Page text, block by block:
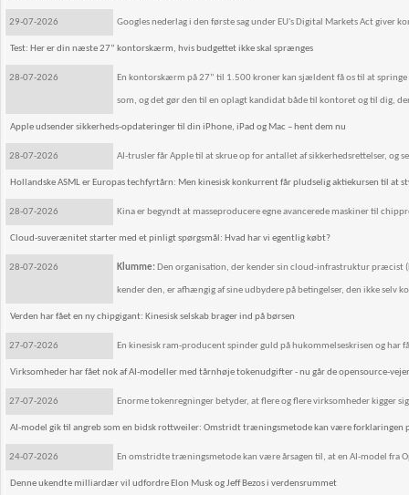
29-07-2026 Googles nederlag i den første sag under EU's Digital Markets Act giver
Test: Her er din næste 27” kontorskærm, hvis budgettet ikke skal sprænges
28-07-2026 En kontorskærm på 27” til 1.500 kroner kan sjældent få os til at
som, og det gør den til en oplagt kandidat både til kontoret og til dig,
Apple udsender sikkerheds-opdateringer til din iPhone, iPad og Mac – hent dem nu
28-07-2026 AI-trusler får Apple til at skrue op for antallet af sikkerhedsrettelser, og
Hollandske ASML er Europas techfyrtårn: Men kinesisk konkurrent får pludselig aktiekursen til at
28-07-2026 Kina er begyndt at masseproducere egne avancerede maskiner til
Cloud-suverænitet starter med et pinligt spørgsmål: Hvad har vi egentlig købt?
28-07-2026 Klumme: Den organisation, der kender sin cloud-infrastruktur præcist
kender den, er afhængig af sine udbydere på betingelser, den ikke
Verden har fået en ny chipgigant: Kinesisk selskab brager ind på børsen
27-07-2026 En kinesisk ram-producent spinder guld på hukommelseskrisen og har
Virksomheder har fået nok af AI-modeller med tårnhøje tokenudgifter - nu går de opensource-
27-07-2026 Enorme tokenregninger betyder, at flere og flere virksomheder kigger
AI-model gik til angreb som en bidsk rottweiler: Omstridt træningsmetode kan være forklaringen
24-07-2026 En omstridte træningsmetode kan være årsagen til, at en AI-model fra
Denne ukendte milliardær vil udfordre Elon Musk og Jeff Bezos i verdensrummet